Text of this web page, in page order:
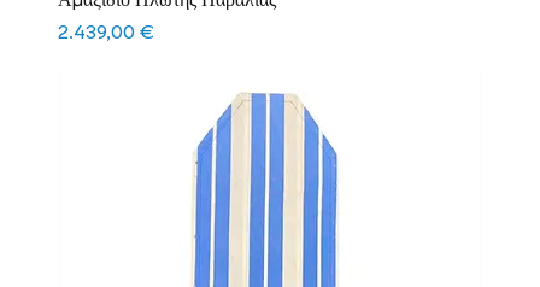
Τιμή
2.439,00 €